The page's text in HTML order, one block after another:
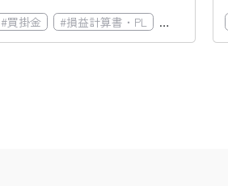
#買掛金 #損益計算書・PL # 貸借対照